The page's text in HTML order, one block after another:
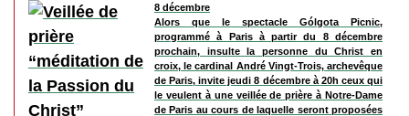
8 décembre
Alors que le spectacle Gólgota Picnic,
programmé à Paris à partir du 8 décembre
prochain, insulte la personne du Christ en
croix, le cardinal André Vingt-Trois, archevêque
de Paris, invite jeudi 8 décembre à 20h ceux qui
le veulent à une veillée de prière à Notre-Dame
de Paris au cours de laquelle seront proposées